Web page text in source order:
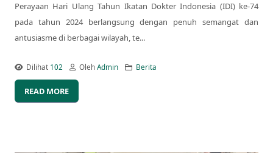
Perayaan Hari Ulang Tahun Ikatan Dokter Indonesia (IDI) ke-74
pada tahun 2024 berlangsung dengan penuh semangat dan
antusiasme di berbagai wilayah, te...
Dilihat 102 OlehAdmin Berita
READ MORE